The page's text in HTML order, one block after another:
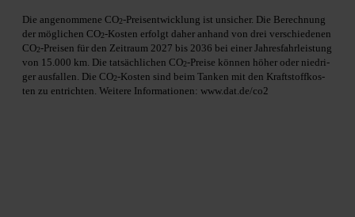
Die ange­nom­me­ne CO2-Preis­ent­wick­lung ist unsi­cher. Die Berech­nung
der mög­li­chen CO2-Kos­ten erfolgt daher anhand von drei ver­schie­de­nen
CO2-Prei­sen für den Zeit­raum 2027 bis 2036 bei einer Jah­res­fahr­leis­tung
von 15.000 km. Die tat­säch­li­chen CO2-Prei­se kön­nen höher oder nied­ri­
ger aus­fal­len. Die CO2-Kos­ten sind beim Tan­ken mit den Kraft­stoff­kos­
ten zu ent­rich­ten. Wei­te­re Infor­ma­tio­nen: www.dat.de/co2